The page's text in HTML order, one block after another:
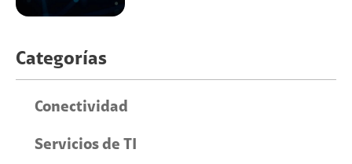
Categorías
Conectividad
Servicios de TI